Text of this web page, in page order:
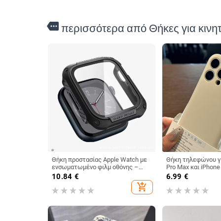
more περισσότερα από Θήκες για
Θήκη προστασίας Apple Watch με
ενσωματωμένο φιλμ οθόνης –
μαλακό περίβλημα, γυάλινο πάνελ
οθόνης, ανθεκτικό σε πτώσεις,
αντι-αποτυπώματα
10.84 €
add_shopping_cart
Θήκη τηλεφώνου
Pro Max και
σιλικόνη
πλήρης κάλυψη,
δέρματος,
6.99 €